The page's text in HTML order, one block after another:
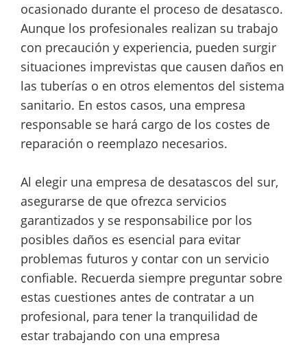
ocasionado durante el proceso de desatasco.
Aunque los profesionales realizan su trabajo
con precaución y experiencia, pueden surgir
situaciones imprevistas que causen daños en
las tuberías o en otros elementos del sistema
sanitario. En estos casos, una empresa
responsable se hará cargo de los costes de
reparación o reemplazo necesarios.
Al elegir una empresa de desatascos del sur,
asegurarse de que ofrezca servicios
garantizados y se responsabilice por los
posibles daños es esencial para evitar
problemas futuros y contar con un servicio
confiable. Recuerda siempre preguntar sobre
estas cuestiones antes de contratar a un
profesional, para tener la tranquilidad de
estar trabajando con una empresa